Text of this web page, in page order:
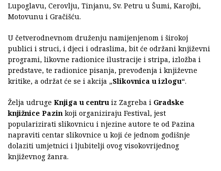
Lupoglavu, Cerovlju, Tinjanu, Sv. Petru u Šumi, Karojbi,
Motovunu i Gračišću.
U četverodnevnom druženju namijenjenom i širokoj
publici i struci, i djeci i odraslima, bit će održani književni
programi, likovne radionice ilustracije i stripa, izložba i
predstave, te radionice pisanja, prevođenja i književne
kritike, a održat će se i akcija „Slikovnica u izlogu“.
Želja udruge Knjiga u centru iz Zagreba i Gradske
knjižnice Pazin koji organiziraju Festival, jest
popularizirati slikovnicu i njezine autore te od Pazina
napraviti centar slikovnice u koji će jednom godišnje
dolaziti umjetnici i ljubitelji ovog visokovrijednog
književnog žanra.